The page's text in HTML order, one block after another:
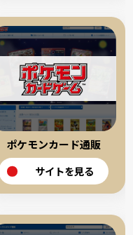
ポケモンカード通販
サイトを見る